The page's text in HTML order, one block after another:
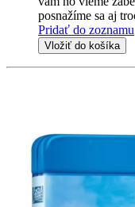
posnažíme sa aj
Pridať do zoznamu
Vložiť do košíka